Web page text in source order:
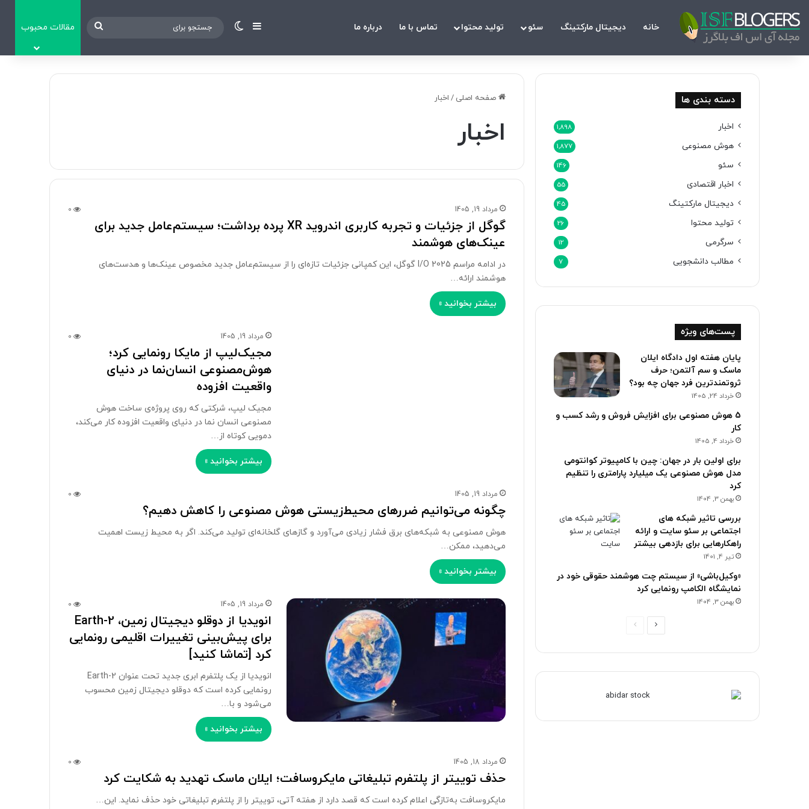
خانه دیجیتال مارکتینگ سئو تولید محتوا تماس با ما درباره ما نوارکناریتغییر پوسته
جستجومقالات محبوب
صفحه اصلی / اخبار
اخبار
مرداد 19, 1405 0
گوگل از جزئیات و تجربه کاربری اندروید XR پرده برداشت؛ سیستم‌عامل جدید برای
عینک‌های هوشمند
در ادامه مراسم I/O 2025 گوگل، این کمپانی جزئیات تازه‌ای را از سیستم‌عامل جدید مخصوص عینک‌ها و هدست‌های
هوشمند ارائه…
بیشتر بخوانید »
مرداد 19, 1405 0
مجیک‌لیپ از مایکا رونمایی کرد؛
هوش‌مصنوعی انسان‌نما در دنیای
واقعیت افزوده
مجیک لیپ، شرکتی که روی پروژه‌ی ساخت هوش
مصنوعی انسان نما در دنیای واقعیت افزوده کار می‌کند،
دمویی کوتاه از…
بیشتر بخوانید »
مرداد 19, 1405 0
چگونه می‌توانیم ضررهای محیط‌زیستی هوش مصنوعی را کاهش دهیم؟
هوش مصنوعی به شبکه‌های برق فشار زیادی می‌آورد و گازهای گلخانه‌ای تولید می‌کند. اگر به محیط زیست اهمیت
می‌دهید، ممکن…
بیشتر بخوانید »
مرداد 19, 1405 0
انویدیا از دوقلو دیجیتال زمین، Earth-2
برای پیش‌بینی تغییرات اقلیمی رونمایی
کرد [تماشا کنید]
انویدیا از یک پلتفرم ابری جدید تحت عنوان Earth-2
رونمایی کرده است که دوقلو دیجیتال زمین محسوب
می‌شود و با…
بیشتر بخوانید »
مرداد 18, 1405 0
حذف توییتر از پلتفرم تبلیغاتی مایکروسافت؛ ایلان ماسک تهدید به شکایت کرد
مایکروسافت به‌تازگی اعلام کرده است که قصد دارد از هفته آتی، توییتر را از پلتفرم تبلیغاتی خود حذف نماید. این…
دسته بندی ها
اخبار 1,898
هوش مصنوعی 1,877
سئو 146
اخبار اقتصادی 55
دیجیتال مارکتینگ 45
تولید محتوا 26
سرگرمی 12
مطالب دانشجویی 7
پست‌های ویژه
پایان هفته اول دادگاه ایلان
ماسک و سم آلتمن؛ حرف
ثروتمندترین فرد جهان چه بود؟
خرداد 24, 1405
5 هوش مصنوعی برای افزایش فروش و رشد کسب و
کار
خرداد 4, 1405
برای اولین بار در جهان: چین با کامپیوتر کوانتومی
مدل هوش مصنوعی یک میلیارد پارامتری را تنظیم
کرد
بهمن 3, 1404
بررسی تاثیر شبکه های
اجتماعی بر سئو سایت و ارائه
راهکارهایی برای بازدهی بیشتر
تیر 4, 1401
«وکیل‌باشی» از سیستم چت هوشمند حقوقی خود در
نمایشگاه الکامپ رونمایی کرد
بهمن 3, 1404
ق
ص